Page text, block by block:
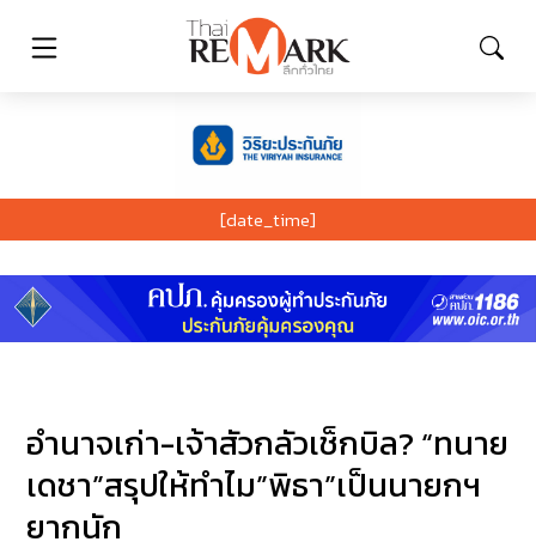
[date_time]
อำนาจเก่า-เจ้าสัวกลัวเช็กบิล? “ทนาย
เดชา”สรุปให้ทำไม”พิธา”เป็นนายกฯ
ยากนัก